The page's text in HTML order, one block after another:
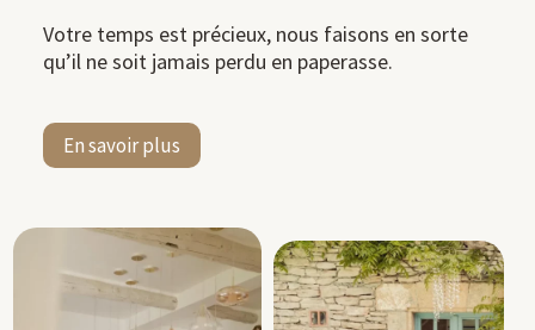
Votre temps est précieux, nous faisons en sorte
qu’il ne soit jamais perdu en paperasse.
En savoir plus